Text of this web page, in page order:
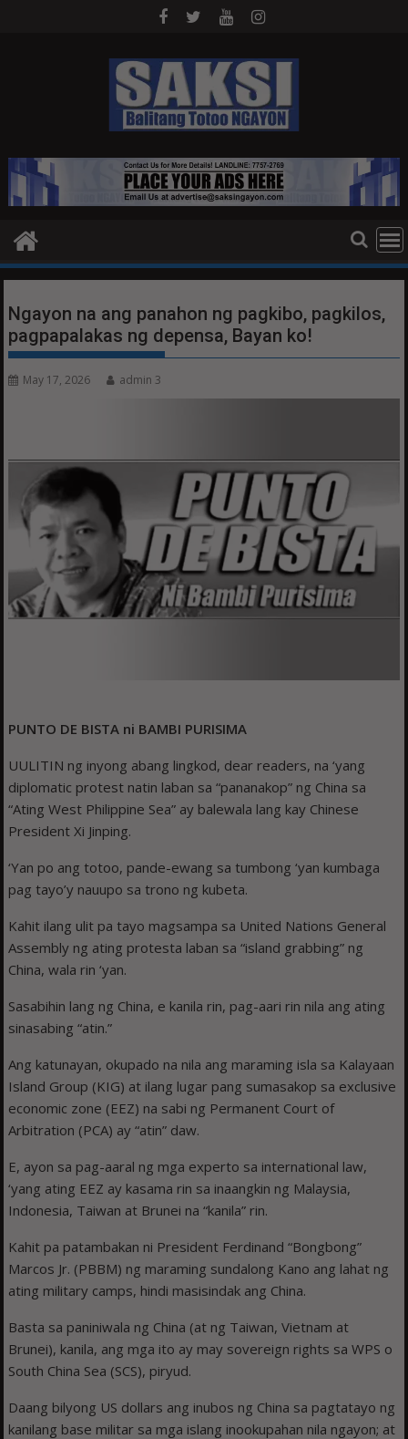
Ngayon na ang panahon ng pagkibo, pagkilos,
pagpapalakas ng depensa, Bayan ko!
May 17, 2026 admin 3
PUNTO DE BISTA ni BAMBI PURISIMA
UULITIN ng inyong abang lingkod, dear readers, na ‘yang
diplomatic protest natin laban sa “pananakop” ng China sa
“Ating West Philippine Sea” ay balewala lang kay Chinese
President Xi Jinping.
‘Yan po ang totoo, pande-ewang sa tumbong ‘yan kumbaga
pag tayo’y nauupo sa trono ng kubeta.
Kahit ilang ulit pa tayo magsampa sa United Nations General
Assembly ng ating protesta laban sa “island grabbing” ng
China, wala rin ‘yan.
Sasabihin lang ng China, e kanila rin, pag-aari rin nila ang ating
sinasabing “atin.”
Ang katunayan, okupado na nila ang maraming isla sa Kalayaan
Island Group (KIG) at ilang lugar pang sumasakop sa exclusive
economic zone (EEZ) na sabi ng Permanent Court of
Arbitration (PCA) ay “atin” daw.
E, ayon sa pag-aaral ng mga experto sa international law,
‘yang ating EEZ ay kasama rin sa inaangkin ng Malaysia,
Indonesia, Taiwan at Brunei na “kanila” rin.
Kahit pa patambakan ni President Ferdinand “Bongbong”
Marcos Jr. (PBBM) ng maraming sundalong Kano ang lahat ng
ating military camps, hindi masisindak ang China.
Basta sa paniniwala ng China (at ng Taiwan, Vietnam at
Brunei), kanila, ang mga ito ay may sovereign rights sa WPS o
South China Sea (SCS), piryud.
Daang bilyong US dollars ang inubos ng China sa pagtatayo ng
kanilang base militar sa mga islang inookupahan nila ngayon; at